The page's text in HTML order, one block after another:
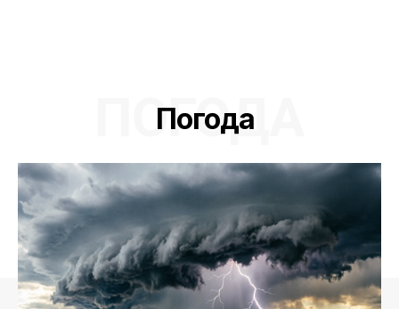
Погода
ПОГОДА